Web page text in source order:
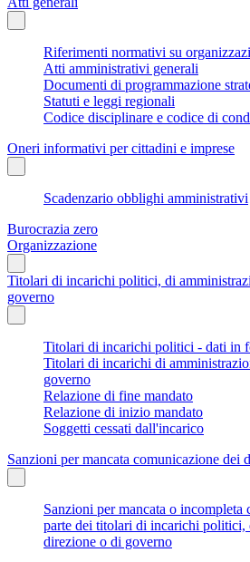
Riferimenti normativi su
Atti amministrativi generali
Documenti di programmazione
Statuti e leggi regionali
Codice disciplinare e codice di
Oneri informativi per cittadini e imprese
Scadenzario obblighi amministrativi
Burocrazia zero
Organizzazione
Titolari di incarichi politici, di
governo
Titolari di incarichi politici - dati in
Titolari di incarichi di
governo
Relazione di fine mandato
Relazione di inizio mandato
Soggetti cessati dall'incarico
Sanzioni per mancata comunicazione dei
Sanzioni per mancata o incompleta
parte dei titolari di incarichi politici,
direzione o di governo